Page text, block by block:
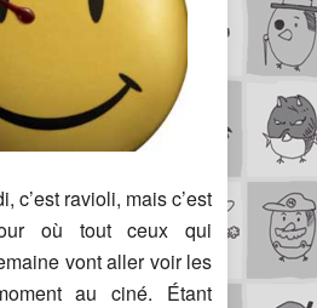
c’est ravioli, mais c’est
où tout ceux qui
vont aller voir les
au ciné. Étant